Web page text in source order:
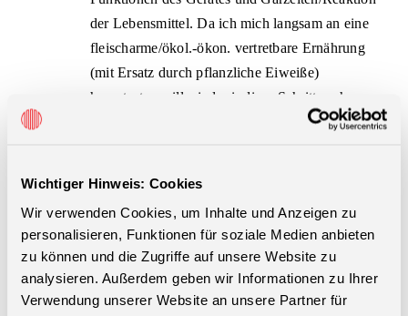
Wichtiger Hinweis: Cookies
Wir verwenden Cookies, um Inhalte und Anzeigen zu
personalisieren, Funktionen für soziale Medien anbieten
zu können und die Zugriffe auf unsere Website zu
analysieren. Außerdem geben wir Informationen zu Ihrer
Verwendung unserer Website an unsere Partner für
der Lebensmittel. Da ich mich langsam an eine
fleischarme/ökol.-ökon. vertretbare Ernährung
(mit Ersatz durch pflanzliche Eiweiße)
herantasten will, sind mir diese Schritte sehr
wichtig. Mit dem Vertrauen in dieses Wissen
ihnen geht (blöde Formulierung) da alles
meinem bisherigen Kochen so unähnlich zu sein
Vielleicht wäre ein richtiges umfangreiches